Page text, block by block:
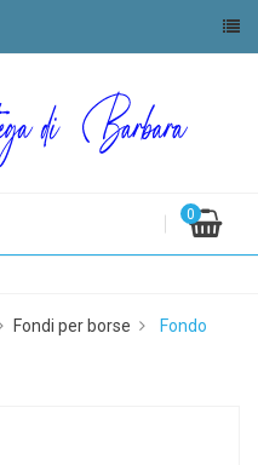
0
Fondi per borse
Fondo